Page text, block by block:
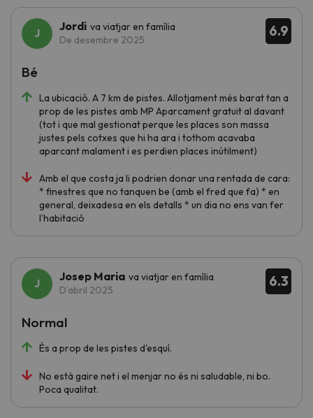
6.9
Jordi va viatjar en família
De desembre 2025
La ubicació. A 7 km de pistes. Allotjament més barat tan a
prop de les pistes amb MP Aparcament gratuit al davant
(tot i que mal gestionat perque les places son massa
justes pels cotxes que hi ha ara i tothom acavaba
aparcant malament i es perdien places inútilment)
Amb el que costa ja li podrien donar una rentada de cara:
* finestres que no tanquen be (amb el fred que fa) * en
general, deixadesa en els detalls * un dia no ens van fer
l’habitació
Bé
6.3
Josep Maria va viatjar en família
D’abril 2025
És a prop de les pistes d'esquí.
No està gaire net i el menjar no és ni saludable, ni bo.
Poca qualitat.
Normal